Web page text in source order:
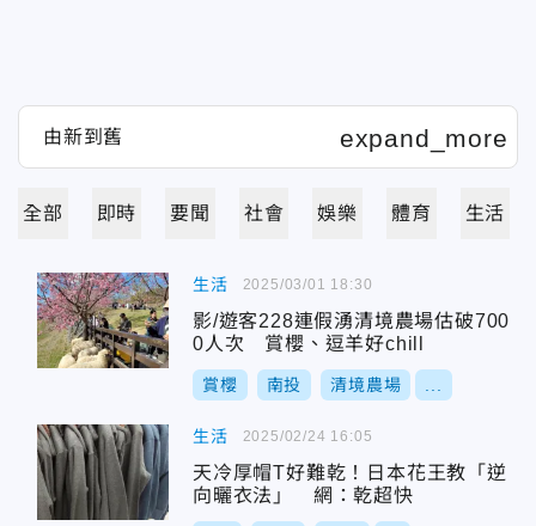
全部 即時 要聞 社會 娛樂 體育 生活
生活
影/遊客228連假湧清境農場估破700
0人次 賞櫻、逗羊好chill
賞櫻 南投 清境農場
2025/03/01 18:30
生活
天冷厚帽T好難乾！日本花王教「逆
向曬衣法」 網：乾超快
2025/02/24 16:05